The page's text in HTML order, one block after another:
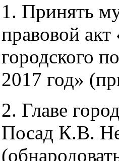
1. Принять
правовой
городского
2017 год»
2. Главе
Посад К.В.